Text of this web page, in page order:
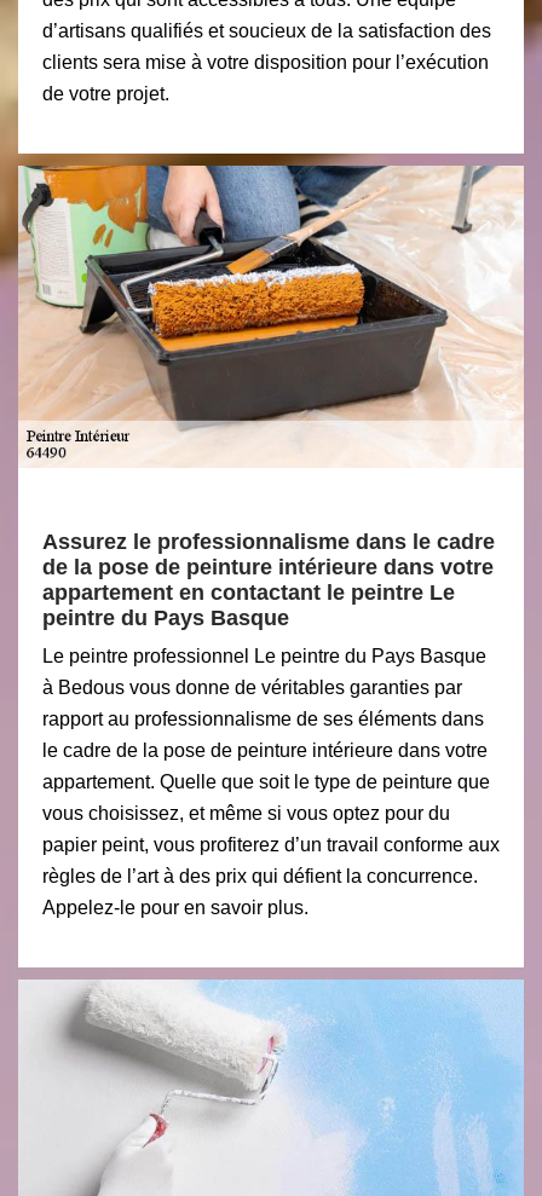
d’artisans qualifiés et soucieux de la satisfaction des
clients sera mise à votre disposition pour l’exécution
de votre projet.
Assurez le professionnalisme dans le cadre
de la pose de peinture intérieure dans votre
appartement en contactant le peintre Le
peintre du Pays Basque
Le peintre professionnel Le peintre du Pays Basque
à Bedous vous donne de véritables garanties par
rapport au professionnalisme de ses éléments dans
le cadre de la pose de peinture intérieure dans votre
appartement. Quelle que soit le type de peinture que
vous choisissez, et même si vous optez pour du
papier peint, vous profiterez d’un travail conforme aux
règles de l’art à des prix qui défient la concurrence.
Appelez-le pour en savoir plus.